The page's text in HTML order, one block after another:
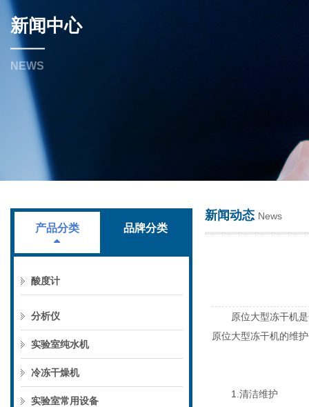
上海叶拓科技有限公司
新闻中心
NEWS
产品分类 品牌分类
酸度计
分析仪
实验室纯水机
冷冻干燥机
实验室常用设备
新闻动态 News
原位大型冻干机
原位大型冻干机的维
1.清洁维护